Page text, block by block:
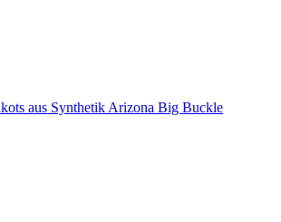
aus Synthetik Arizona Big Buckle